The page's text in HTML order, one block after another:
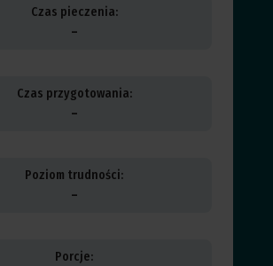
Czas pieczenia:
–
Czas przygotowania:
–
Poziom trudności:
–
Porcje: